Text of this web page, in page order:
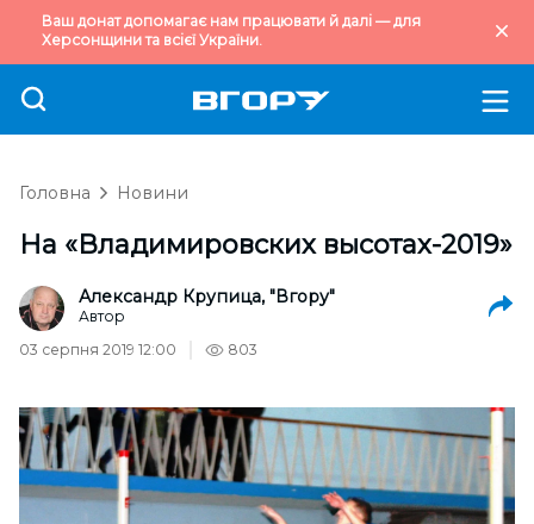
Ваш донат допомагає нам працювати й далі — для
Херсонщини та всієї України.
Головна Новини
На «Владимировских высотах-2019»
Александр Крупица, "Вгору"
Автор
03 серпня 2019 12:00
803